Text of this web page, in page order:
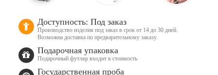
Доступность: Под заказ
Производство изделия под заказ в срок от 14 до 30 дней.
Возможна доставка по предварительному заказу.
Подарочная упаковка
Подарочный футляр входит в стоимость
Государственная проба